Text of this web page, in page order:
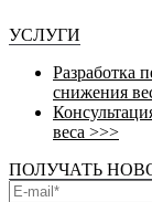
УСЛУГИ
Разработка
снижения
веса >>>
ПОЛУЧАТЬ